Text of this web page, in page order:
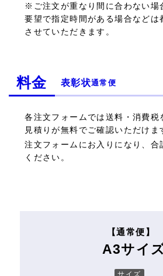
※ご注文が重なり間に合わない場
要望で指定時間がある場合などは
させていただきます。
料金 表彰状通常便
各注文フォームでは送料・消費税
見積りが無料でご確認いただけま
注文フォームにお入りになり、合
ください。
【通常便】
A3サイ